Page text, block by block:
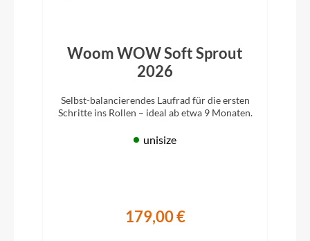
Woom WOW Soft Sprout
2026
Selbst-balancierendes Laufrad für die ersten
Schritte ins Rollen – ideal ab etwa 9 Monaten.
unisize
179,00 €